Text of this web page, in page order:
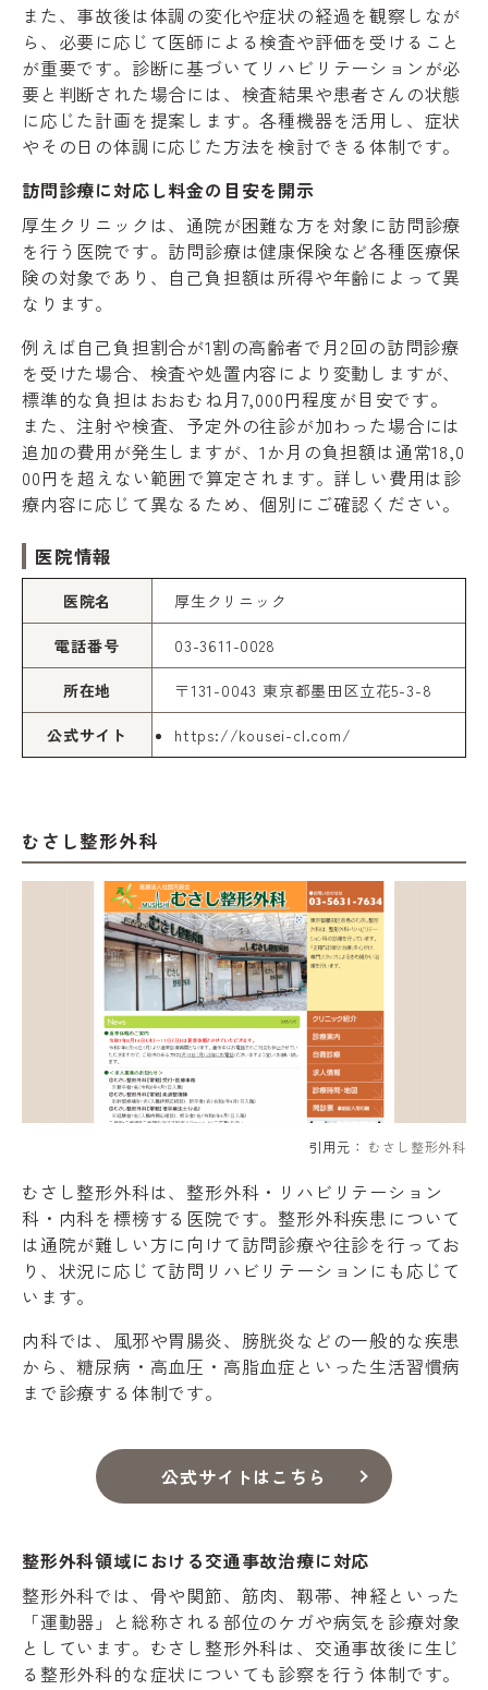
また、事故後は体調の変化や症状の経過を観察しなが
ら、必要に応じて医師による検査や評価を受けること
が重要です。診断に基づいてリハビリテーションが必
要と判断された場合には、検査結果や患者さんの状態
に応じた計画を提案します。各種機器を活用し、症状
やその日の体調に応じた方法を検討できる体制です。
訪問診療に対応し料金の目安を開示
厚生クリニックは、通院が困難な方を対象に訪問診療
を行う医院です。訪問診療は健康保険など各種医療保
険の対象であり、自己負担額は所得や年齢によって異
なります。
例えば自己負担割合が1割の高齢者で月2回の訪問診療
を受けた場合、検査や処置内容により変動しますが、
標準的な負担はおおむね月7,000円程度が目安です。
また、注射や検査、予定外の往診が加わった場合には
追加の費用が発生しますが、1か月の負担額は通常18,0
00円を超えない範囲で算定されます。詳しい費用は診
療内容に応じて異なるため、個別にご確認ください。
医院情報
医院名 厚生クリニック
電話番号 03-3611-0028
所在地 〒131-0043 東京都墨田区立花5-3-8
公式サイト https://kousei-cl.com/
むさし整形外科
引用元： むさし整形外科
むさし整形外科は、整形外科・リハビリテーション
科・内科を標榜する医院です。整形外科疾患について
は通院が難しい方に向けて訪問診療や往診を行ってお
り、状況に応じて訪問リハビリテーションにも応じて
います。
内科では、風邪や胃腸炎、膀胱炎などの一般的な疾患
から、糖尿病・高血圧・高脂血症といった生活習慣病
まで診療する体制です。
公式サイトはこちら
整形外科領域における交通事故治療に対応
整形外科では、骨や関節、筋肉、靱帯、神経といった
「運動器」と総称される部位のケガや病気を診療対象
としています。むさし整形外科は、交通事故後に生じ
る整形外科的な症状についても診察を行う体制です。